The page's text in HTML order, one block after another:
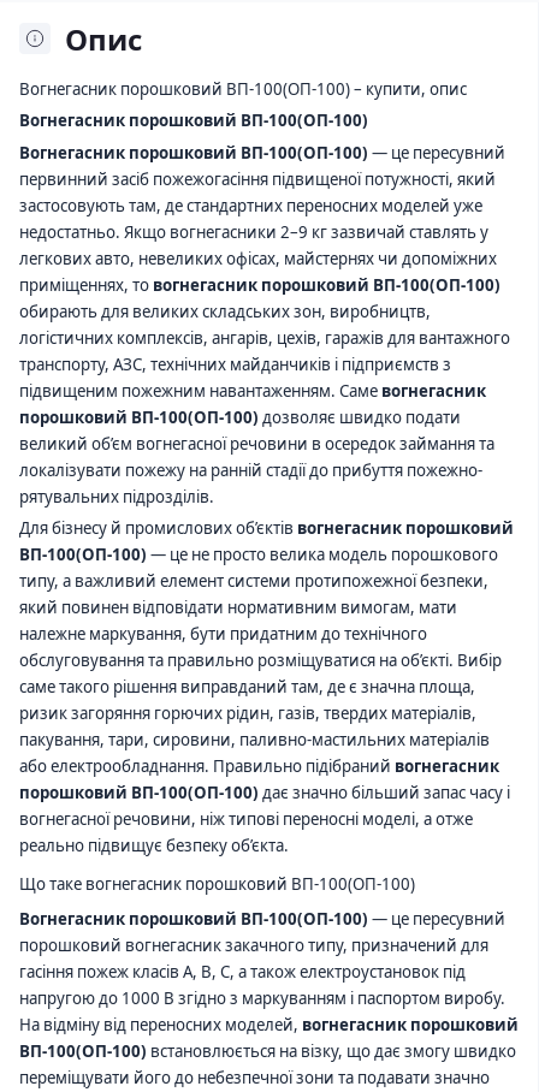
Опис
Вогнегасник порошковий ВП-100(ОП-100) – купити, опис
Вогнегасник порошковий ВП-100(ОП-100)
Вогнегасник порошковий ВП-100(ОП-100) — це пересувний
первинний засіб пожежогасіння підвищеної потужності, який
застосовують там, де стандартних переносних моделей уже
недостатньо. Якщо вогнегасники 2–9 кг зазвичай ставлять у
легкових авто, невеликих офісах, майстернях чи допоміжних
приміщеннях, то вогнегасник порошковий ВП-100(ОП-100)
обирають для великих складських зон, виробництв,
логістичних комплексів, ангарів, цехів, гаражів для вантажного
транспорту, АЗС, технічних майданчиків і підприємств з
підвищеним пожежним навантаженням. Саме вогнегасник
порошковий ВП-100(ОП-100) дозволяє швидко подати
великий об’єм вогнегасної речовини в осередок займання та
локалізувати пожежу на ранній стадії до прибуття пожежно-
рятувальних підрозділів.
Для бізнесу й промислових об’єктів вогнегасник порошковий
ВП-100(ОП-100) — це не просто велика модель порошкового
типу, а важливий елемент системи протипожежної безпеки,
який повинен відповідати нормативним вимогам, мати
належне маркування, бути придатним до технічного
обслуговування та правильно розміщуватися на об’єкті. Вибір
саме такого рішення виправданий там, де є значна площа,
ризик загоряння горючих рідин, газів, твердих матеріалів,
пакування, тари, сировини, паливно-мастильних матеріалів
або електрообладнання. Правильно підібраний вогнегасник
порошковий ВП-100(ОП-100) дає значно більший запас часу і
вогнегасної речовини, ніж типові переносні моделі, а отже
реально підвищує безпеку об’єкта.
Що таке вогнегасник порошковий ВП-100(ОП-100)
Вогнегасник порошковий ВП-100(ОП-100) — це пересувний
порошковий вогнегасник закачного типу, призначений для
гасіння пожеж класів A, B, C, а також електроустановок під
напругою до 1000 В згідно з маркуванням і паспортом виробу.
На відміну від переносних моделей, вогнегасник порошковий
ВП-100(ОП-100) встановлюється на візку, що дає змогу швидко
переміщувати його до небезпечної зони та подавати значно